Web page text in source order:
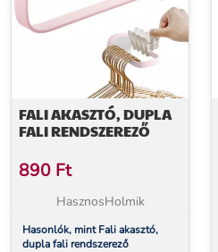
FALI AKASZTÓ, DUPLA
FALI RENDSZEREZŐ
890 Ft
HasznosHolmik
Hasonlók, mint Fali akasztó,
dupla fali rendszerező